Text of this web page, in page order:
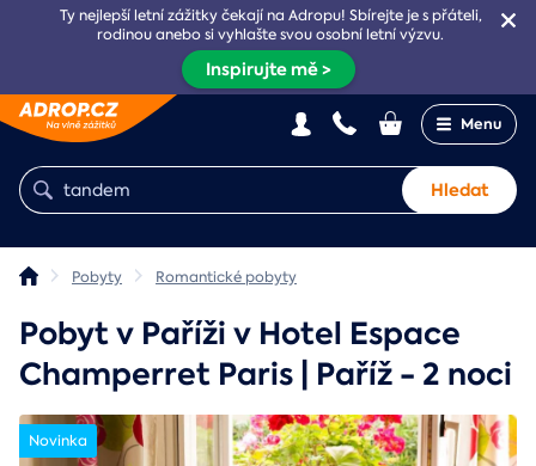
Ty nejlepší letní zážitky čekají na Adropu! Sbírejte je s přáteli,
rodinou anebo si vyhlašte svou osobní letní výzvu.
Inspirujte mě >
Menu
Hledat
Pobyty Romantické pobyty
Pobyt v Paříži v Hotel Espace
Champerret Paris | Paříž - 2 noci
Novinka